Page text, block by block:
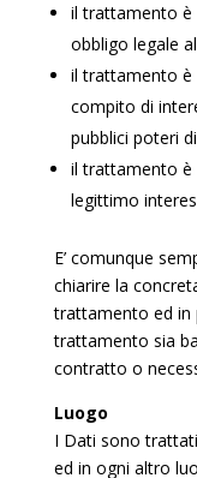
il trattamento è
obbligo legale
il trattamento è
compito di
pubblici poteri
il trattamento è
legittimo
E’ comunque
chiarire la
trattamento ed in
trattamento sia
contratto o
Luogo
I Dati sono
ed in ogni altro